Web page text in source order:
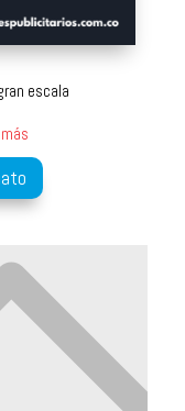
escala